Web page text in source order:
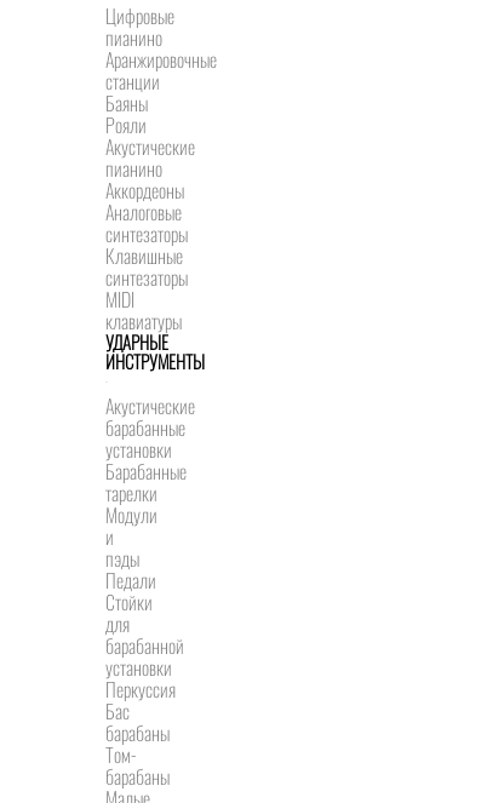
Цифровые
пианино
Аранжировочные
станции
Баяны
Рояли
Акустические
пианино
Аккордеоны
Аналоговые
синтезаторы
Клавишные
синтезаторы
MIDI
клавиатуры
УДАРНЫЕ
ИНСТРУМЕНТЫ
Акустические
барабанные
установки
Барабанные
тарелки
Модули
и
пэды
Педали
Стойки
для
барабанной
установки
Перкуссия
Бас
барабаны
Том-
барабаны